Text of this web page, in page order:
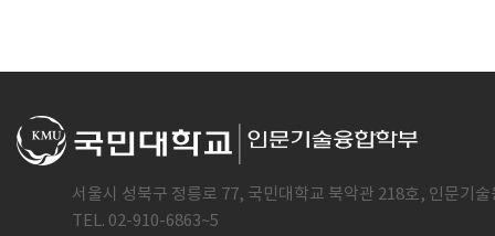
서울시 성북구 정릉로 77, 국민대학교 북악관 218호, 인문기
TEL. 02-910-6863~5